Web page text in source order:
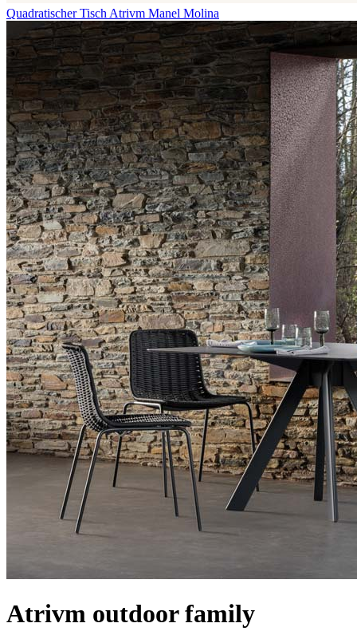
Quadratischer Tisch Atrivm Manel Molina
Atrivm outdoor family